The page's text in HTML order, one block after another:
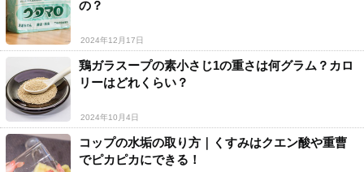
の？
2024年12月17日
鶏ガラスープの素小さじ1の重さは何グラム？カロ
リーはどれくらい？
2024年10月4日
コップの水垢の取り方｜くすみはクエン酸や重曹
でピカピカにできる！